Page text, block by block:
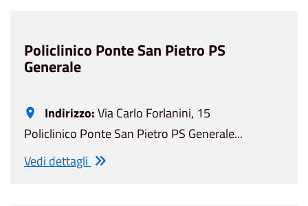
Policlinico Ponte San Pietro PS
Generale
Indirizzo:Via Carlo Forlanini, 15
Policlinico Ponte San Pietro PS Generale...
Vedi dettagli